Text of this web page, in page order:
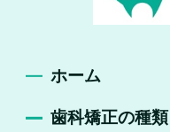
ホーム
歯科矯正の種類